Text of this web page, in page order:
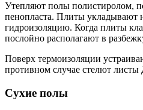
Утепляют полы полистиролом,
пенопласта. Плиты укладывают
гидроизоляцию. Когда плиты
послойно располагают в
Поверх термоизоляции
противном случае стелют
Сухие полы